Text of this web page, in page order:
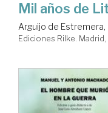
Mil años de
Arguijo de Estremera,
Ediciones Rilke.